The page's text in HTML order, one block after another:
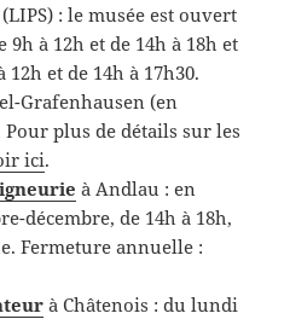
: le musée est ouvert
à 12h et de 14h à 18h et
et de 14h à 17h30.
Grafenhausen (en
Pour plus de détails sur les
ici.
à Andlau : en
décembre, de 14h à 18h,
Fermeture annuelle :
à Châtenois : du lundi